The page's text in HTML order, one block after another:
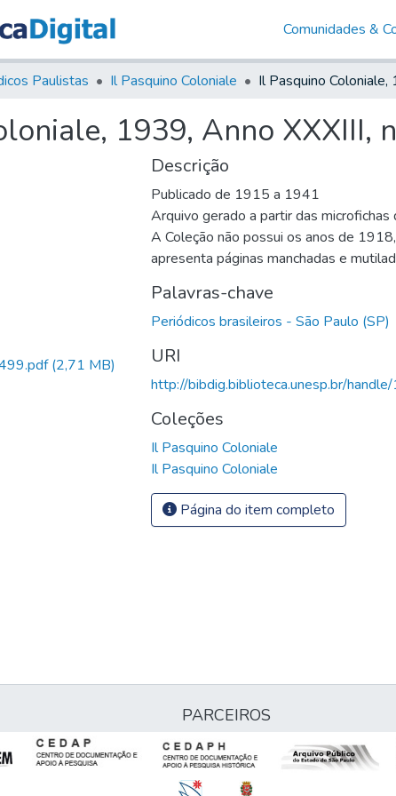
Comunidades &
Paulistas Il Pasquino Coloniale
1939, Anno XXXIII,
(2,71 MB)
Descrição
Publicado de 1915 a 1941
Arquivo gerado a partir das
A Coleção não possui os anos de
apresenta páginas manchadas e
Palavras-chave
Periódicos brasileiros - São Paulo (SP)
URI
http://bibdig.biblioteca.unesp.br/
Coleções
Il Pasquino Coloniale
Il Pasquino Coloniale
Página do item completo
PARCEIROS